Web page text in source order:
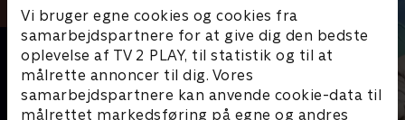
Vi bruger egne cookies og cookies fra
samarbejdspartnere for at give dig den bedste
oplevelse af TV 2 PLAY, til statistik og til at
målrette annoncer til dig. Vores
samarbejdspartnere kan anvende cookie-data til
målrettet markedsføring på egne og andres